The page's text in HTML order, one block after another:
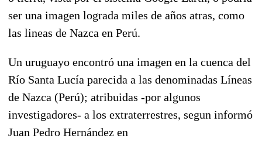
ser una imagen lograda miles de años atras, como
las lineas de Nazca en Perú.
Un uruguayo encontró una imagen en la cuenca del
Río Santa Lucía parecida a las denominadas Líneas
de Nazca (Perú); atribuidas -por algunos
investigadores- a los extraterrestres, segun informó
Juan Pedro Hernández en